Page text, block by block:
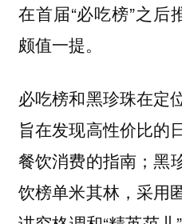
在首届“必吃榜”之后
颇值一提。
必吃榜和黑珍珠在定
旨在发现高性价比的
餐饮消费的指南；黑
饮榜单米其林，采用